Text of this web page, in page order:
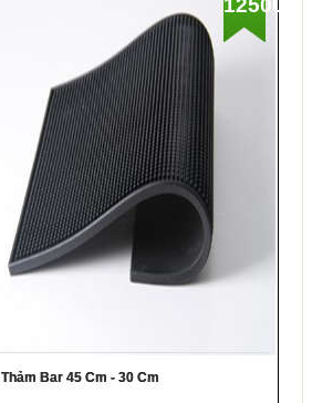
125000
Thảm Bar 45 Cm - 30 Cm